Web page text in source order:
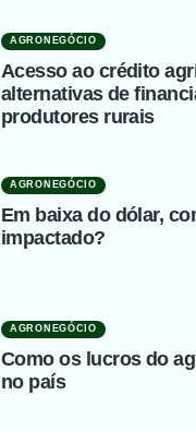
AGRONEGÓCIO
Acesso ao crédito
alternativas de
produtores rurais
AGRONEGÓCIO
Em baixa do dólar,
impactado?
AGRONEGÓCIO
Como os lucros do
no país